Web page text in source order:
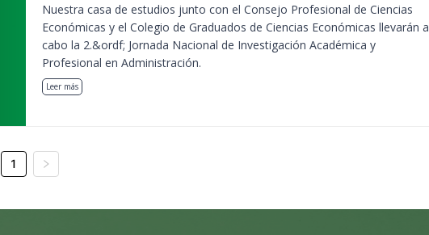
Nuestra casa de estudios junto con el Consejo Profesional de Ciencias
Económicas y el Colegio de Graduados de Ciencias Económicas llevarán a
cabo la 2.&ordf; Jornada Nacional de Investigación Académica y
Profesional en Administración.
Leer más
1